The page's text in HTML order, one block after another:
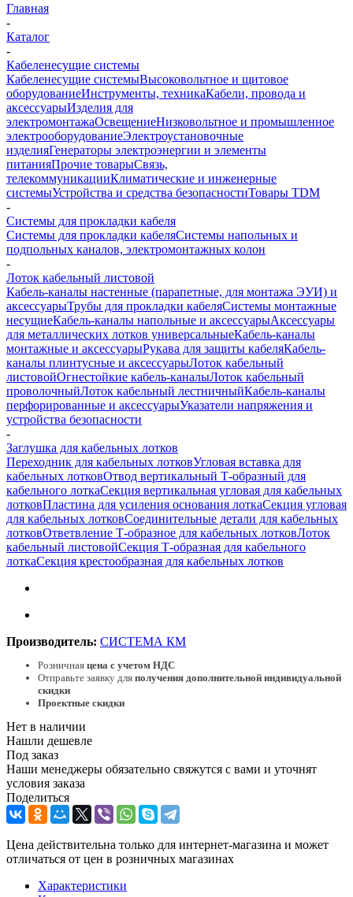
Главная
-
Каталог
-
Кабеленесущие системы
Кабеленесущие системыВысоковольтное и щитовое
оборудованиеИнструменты, техникаКабели, провода и
аксессуарыИзделия для
электромонтажаОсвещениеНизковольтное и промышленное
электрооборудованиеЭлектроустановочные
изделияГенераторы электроэнергии и элементы
питанияПрочие товарыСвязь,
телекоммуникацииКлиматические и инженерные
системыУстройства и средства безопасностиТовары TDM
-
Системы для прокладки кабеля
Системы для прокладки кабеляСистемы напольных и
подпольных каналов, электромонтажных колон
-
Лоток кабельный листовой
Кабель-каналы настенные (парапетные, для монтажа ЭУИ) и
аксессуарыТрубы для прокладки кабеляСистемы монтажные
несущиеКабель-каналы напольные и аксессуарыАксессуары
для металлических лотков универсальныеКабель-каналы
монтажные и аксессуарыРукава для защиты кабеляКабель-
каналы плинтусные и аксессуарыЛоток кабельный
листовойОгнестойкие кабель-каналыЛоток кабельный
проволочныйЛоток кабельный лестничныйКабель-каналы
перфорированные и аксессуарыУказатели напряжения и
устройства безопасности
-
Заглушка для кабельных лотков
Переходник для кабельных лотковУгловая вставка для
кабельных лотковОтвод вертикальный Т-образный для
кабельного лоткаСекция вертикальная угловая для кабельных
лотковПластина для усиления основания лоткаСекция угловая
для кабельных лотковСоединительные детали для кабельных
лотковОтветвление Т-образное для кабельных лотковЛоток
кабельный листовойСекция Т-образная для кабельного
лоткаСекция крестообразная для кабельных лотков
Производитель: СИСТЕМА КМ
Розничная цена с учетом НДС
Отправьте заявку для получения дополнительной индивидуальной
скидки
Проектные скидки
Нет в наличии
Нашли дешевле
Под заказ
Наши менеджеры обязательно свяжутся с вами и уточнят
условия заказа
Поделиться
Цена действительна только для интернет-магазина и может
отличаться от цен в розничных магазинах
Характеристики